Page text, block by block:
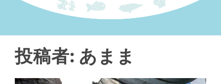
投稿者: あまま